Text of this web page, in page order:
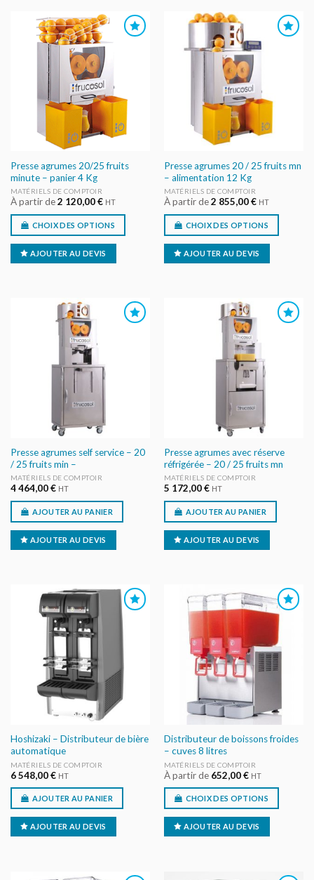
AJOUTER
AU DEVIS
Presse agrumes 20/25 fruits
minute – panier 4 Kg
MATÉRIELS DE COMPTOIR
À partir de2 120,00€ HT
CHOIX DES OPTIONS
AJOUTER AU DEVIS
AJOUTER
AU DEVIS
Presse agrumes 20 / 25 fruits mn
– alimentation 12 Kg
MATÉRIELS DE COMPTOIR
À partir de2 855,00€ HT
CHOIX DES OPTIONS
AJOUTER AU DEVIS
AJOUTER
AU DEVIS
Presse agrumes self service – 20
/ 25 fruits min –
MATÉRIELS DE COMPTOIR
4 464,00€ HT
AJOUTER AU PANIER
AJOUTER AU DEVIS
AJOUTER
AU DEVIS
Presse agrumes avec réserve
réfrigérée – 20 / 25 fruits mn
MATÉRIELS DE COMPTOIR
5 172,00€ HT
AJOUTER AU PANIER
AJOUTER AU DEVIS
AJOUTER
AU DEVIS
Hoshizaki – Distributeur de bière
automatique
MATÉRIELS DE COMPTOIR
6 548,00€ HT
AJOUTER AU PANIER
AJOUTER AU DEVIS
AJOUTER
AU DEVIS
Distributeur de boissons froides
– cuves 8 litres
MATÉRIELS DE COMPTOIR
À partir de 652,00€ HT
CHOIX DES OPTIONS
AJOUTER AU DEVIS